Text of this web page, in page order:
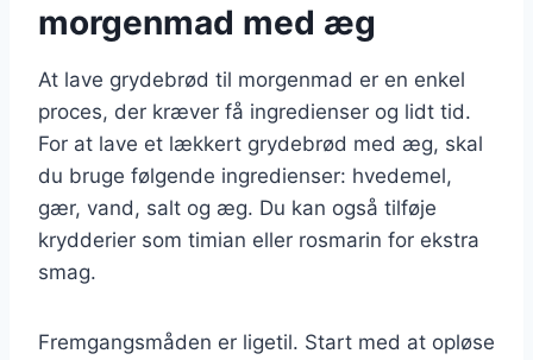
morgenmad med æg
At lave grydebrød til morgenmad er en enkel
proces, der kræver få ingredienser og lidt tid.
For at lave et lækkert grydebrød med æg, skal
du bruge følgende ingredienser: hvedemel,
gær, vand, salt og æg. Du kan også tilføje
krydderier som timian eller rosmarin for ekstra
smag.
Fremgangsmåden er ligetil. Start med at opløse